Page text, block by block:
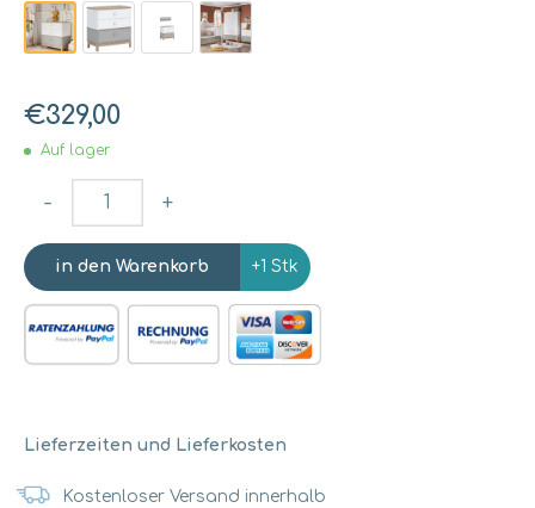
€329,00
Auf lager
- +
+1 Stk
Lieferzeiten und Lieferkosten
Kostenloser Versand innerhalb